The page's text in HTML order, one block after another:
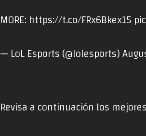
MORE:https://t.co/FRx6Bkex15
— LoL Esports (@lolesports)
Revisa a continuación los